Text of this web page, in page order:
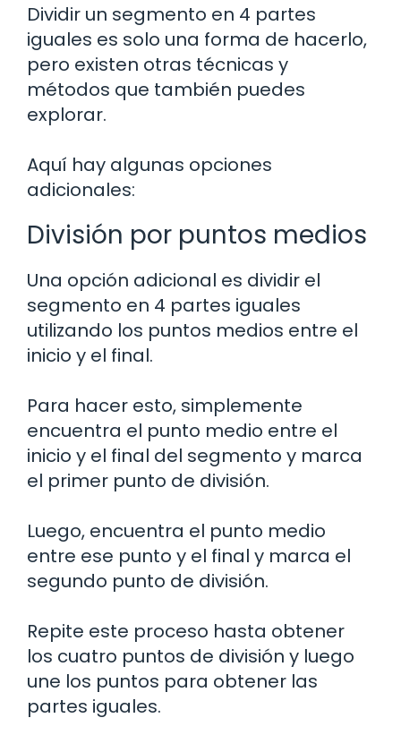
Dividir un segmento en 4 partes
iguales es solo una forma de hacerlo,
pero existen otras técnicas y
métodos que también puedes
explorar.
Aquí hay algunas opciones
adicionales:
División por puntos medios
Una opción adicional es dividir el
segmento en 4 partes iguales
utilizando los puntos medios entre el
inicio y el final.
Para hacer esto, simplemente
encuentra el punto medio entre el
inicio y el final del segmento y marca
el primer punto de división.
Luego, encuentra el punto medio
entre ese punto y el final y marca el
segundo punto de división.
Repite este proceso hasta obtener
los cuatro puntos de división y luego
une los puntos para obtener las
partes iguales.